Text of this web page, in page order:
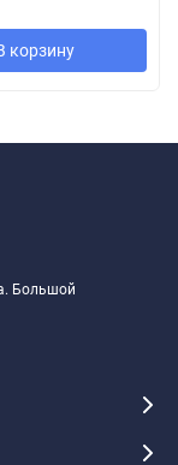
корзину
Большой